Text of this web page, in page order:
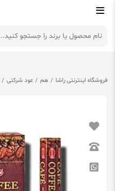
فروشگاه اینترنتی راشا هم عود شرکتی